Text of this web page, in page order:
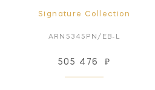
Signature Collection
ARN5345PN/EB-L
505 476 ₽